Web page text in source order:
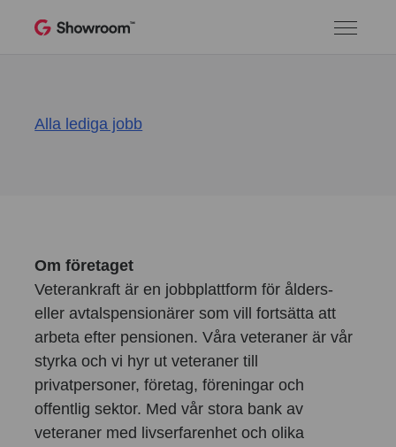
Alla lediga jobb
Om företaget
Veterankraft är en jobbplattform för ålders-
eller avtalspensionärer som vill fortsätta att
arbeta efter pensionen. Våra veteraner är vår
styrka och vi hyr ut veteraner till
privatpersoner, företag, föreningar och
offentlig sektor. Med vår stora bank av
veteraner med livserfarenhet och olika